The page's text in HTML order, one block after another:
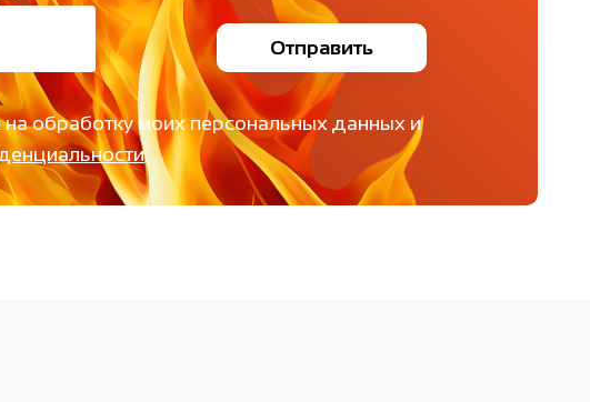
Отправить
обработку моих персональных данных и
.